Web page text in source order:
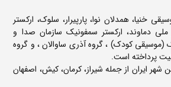
خنیا، همدلان نوا، پارپیرار، سلوک، ارکستر
ملی دماوند، ارکستر سمفونیک سازمان صدا و
(موسیقی کودک) ، گروه آذری ساوالان ، و گروه
پرداخته است.
ایران از جمله شیراز، کرمان، کیش، اصفهان